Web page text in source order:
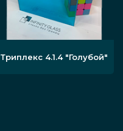
Триплекс 4.1.4 "Голубой"